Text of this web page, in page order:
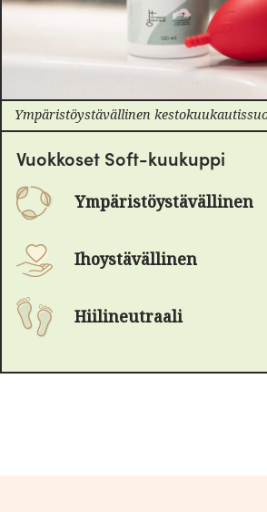
Ympäristöystävällinen
Vuokkoset Soft-kuukuppi
Ympäristöystävällinen
Ihoystävällinen
Hiilineutraali